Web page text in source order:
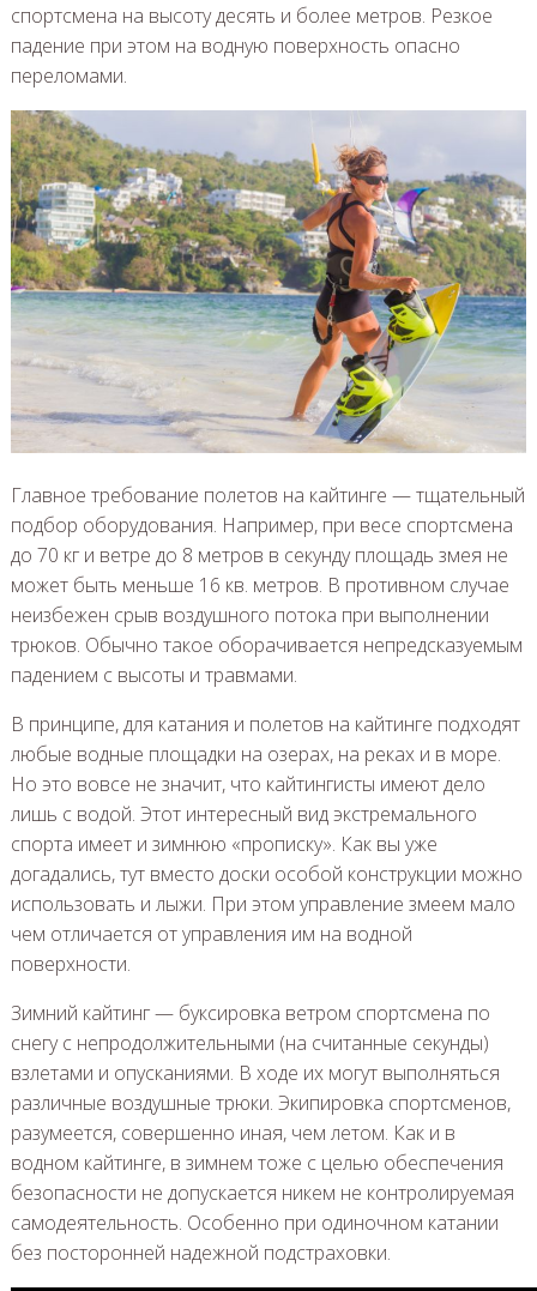
спортсмена на высоту десять и более метров. Резкое
падение при этом на водную поверхность опасно
переломами.
Главное требование полетов на кайтинге — тщательный
подбор оборудования. Например, при весе спортсмена
до 70 кг и ветре до 8 метров в секунду площадь змея не
может быть меньше 16 кв. метров. В противном случае
неизбежен срыв воздушного потока при выполнении
трюков. Обычно такое оборачивается непредсказуемым
падением с высоты и травмами.
В принципе, для катания и полетов на кайтинге подходят
любые водные площадки на озерах, на реках и в море.
Но это вовсе не значит, что кайтингисты имеют дело
лишь с водой. Этот интересный вид экстремального
спорта имеет и зимнюю «прописку». Как вы уже
догадались, тут вместо доски особой конструкции можно
использовать и лыжи. При этом управление змеем мало
чем отличается от управления им на водной
поверхности.
Зимний кайтинг — буксировка ветром спортсмена по
снегу с непродолжительными (на считанные секунды)
взлетами и опусканиями. В ходе их могут выполняться
различные воздушные трюки. Экипировка спортсменов,
разумеется, совершенно иная, чем летом. Как и в
водном кайтинге, в зимнем тоже с целью обеспечения
безопасности не допускается никем не контролируемая
самодеятельность. Особенно при одиночном катании
без посторонней надежной подстраховки.